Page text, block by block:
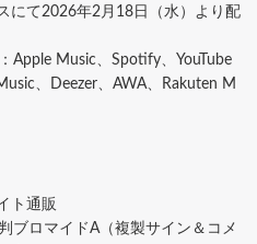
にて2026年2月18日（水）より配
Apple Music、Spotify、YouTube
、Deezer、AWA、Rakuten M
ト通販
ブロマイドA（複製サイン＆コメ